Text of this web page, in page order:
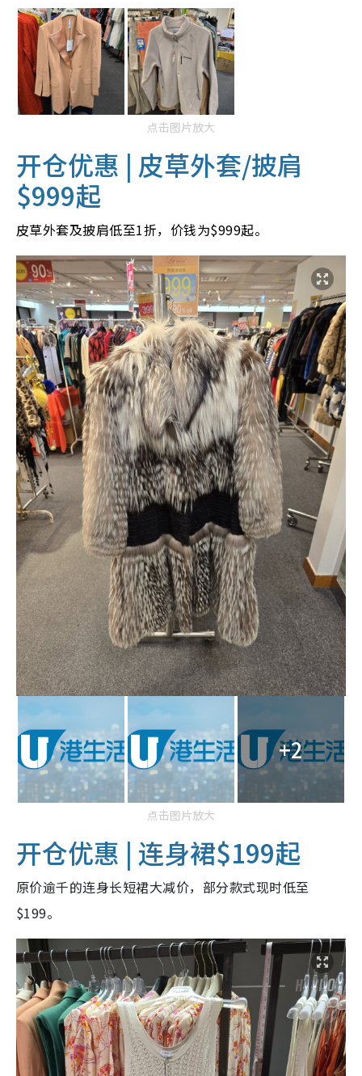
点击图片放大
开仓优惠 | 皮草外套/披肩
$999起
皮草外套及披肩低至1折，价钱为$999起。
+2
点击图片放大
开仓优惠 | 连身裙$199起
原价逾千的连身长短裙大减价，部分款式现时低至
$199。